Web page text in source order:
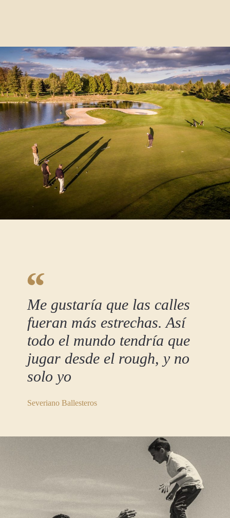
Me gustaría que las calles
fueran más estrechas. Así
todo el mundo tendría que
jugar desde el rough, y no
solo yo
Severiano Ballesteros